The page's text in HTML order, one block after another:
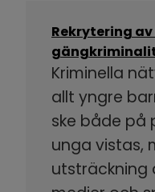
Rekrytering
Kriminella
allt yngre
ske både på
unga vistas,
utsträckning